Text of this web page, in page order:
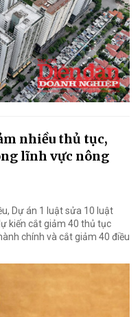
nhiều thủ tục,
lĩnh vực nông
Dự án 1 luật sửa 10 luật
kiến cắt giảm 40 thủ tục
chính và cắt giảm 40 điều